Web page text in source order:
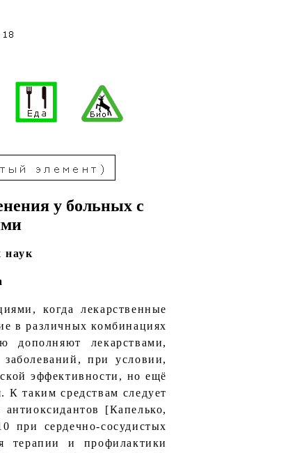
у больных с
наук
когда лекарственные
в различных комбинациях
дополняют лекарствами,
при условии,
эффективности, но ещё
таким средствам следует
[Капелько,
при сердечно-сосудистых
терапии и профилактики